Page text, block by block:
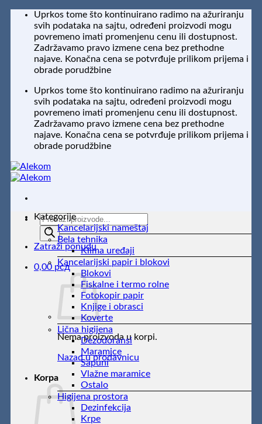
Preskoči
sadržaj
Uprkos tome što kontinuirano radimo na ažuriranju
svih podataka na sajtu, određeni proizvodi mogu
povremeno imati promenjenu cenu ili dostupnost.
Zadržavamo pravo izmene cena bez prethodne
najave. Konačna cena se potvrđuje prilikom prijema i
obrade porudžbine
Uprkos tome što kontinuirano radimo na ažuriranju
svih podataka na sajtu, određeni proizvodi mogu
povremeno imati promenjenu cenu ili dostupnost.
Zadržavamo pravo izmene cena bez prethodne
najave. Konačna cena se potvrđuje prilikom prijema i
obrade porudžbine
Products
search
Zatraži ponudu
0,00 рсд
Nema proizvoda u korpi.
Nazad u prodavnicu
Korpa
Kategorije
Kancelarijski nameštaj
Bela tehnika
Klima uređaji
Kancelarijski papir i blokovi
Blokovi
Fiskalne i termo rolne
Fotokopir papir
Knjige i obrasci
Koverte
Lična higijena
Dezodoransi
Maramice
Sapuni
Vlažne maramice
Ostalo
Higijena prostora
Dezinfekcija
Krpe